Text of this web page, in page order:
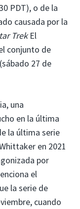
PDT), o de la
causada por la
TrekEl
conjunto de
27 de
una
en la última
la última serie
en 2021
por
el
la serie de
cuando